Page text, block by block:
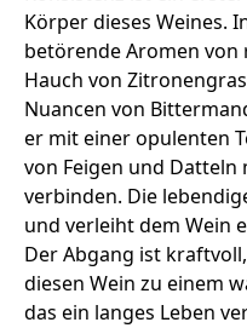
Körper dieses Weines.
betörende Aromen
Hauch von
Nuancen von
er mit einer opulenten
von Feigen und
verbinden. Die
und verleiht dem Wein
Der Abgang ist
diesen Wein zu einem
das ein langes Leben